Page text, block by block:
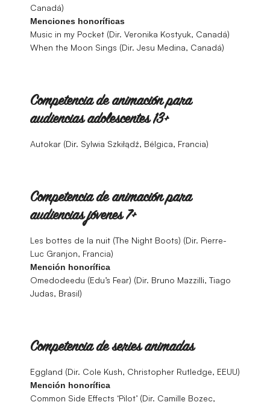
Canadá)
Menciones honoríficas
Music in my Pocket (Dir. Veronika Kostyuk, Canadá)
When the Moon Sings (Dir. Jesu Medina, Canadá)
Competencia de animación para
audiencias adolescentes 13+
Autokar (Dir. Sylwia Szkiłądź, Bélgica, Francia)
Competencia de animación para
audiencias jóvenes 7+
Les bottes de la nuit (The Night Boots) (Dir. Pierre-
Luc Granjon, Francia)
Mención honorífica
Omedodeedu (Edu’s Fear) (Dir. Bruno Mazzilli, Tiago
Judas, Brasil)
Competencia de series animadas
Eggland (Dir. Cole Kush, Christopher Rutledge, EEUU)
Mención honorífica
Common Side Effects ‘Pilot’ (Dir. Camille Bozec,